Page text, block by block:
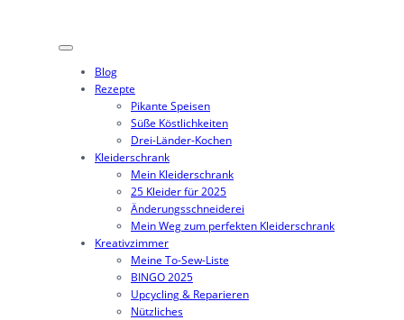
Blog
Rezepte
Pikante Speisen
Süße Köstlichkeiten
Drei-Länder-Kochen
Kleiderschrank
Mein Kleiderschrank
25 Kleider für 2025
Änderungsschneiderei
Mein Weg zum perfekten Kleiderschrank
Kreativzimmer
Meine To-Sew-Liste
BINGO 2025
Upcycling & Reparieren
Nützliches